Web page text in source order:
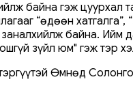
байна гэж цуурхал
“өдөөн
байна.
зүйл юм" гэж тэр
Өмнөд